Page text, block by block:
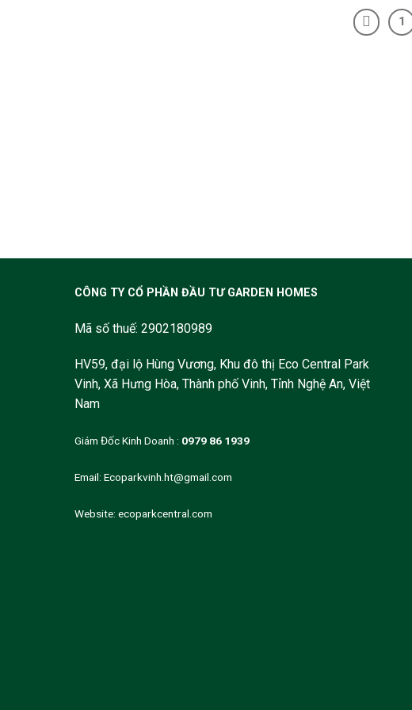
1
CÔNG TY CỔ PHẦN ĐẦU TƯ GARDEN HOMES
Mã số thuế: 2902180989
HV59, đại lộ Hùng Vương, Khu đô thị Eco Central Park
Vinh, Xã Hưng Hòa, Thành phố Vinh, Tỉnh Nghệ An, Việt
Nam
Giám Đốc Kinh Doanh : 0979 86 1939
Email: Ecoparkvinh.ht@gmail.com
Website: ecoparkcentral.com